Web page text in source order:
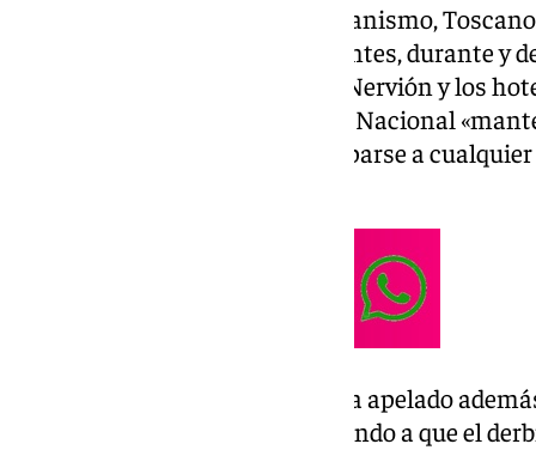
En una nota remitida por el organismo,
«permitirá un entorno seguro antes, durante y
especialmente en zonas como Nervión y los
línea, ha indicado que la Policía Nacional
previa al encuentro para anticiparse a
Por otra parte, el subdelegado ha apelado
partido con civismo, contribuyendo a que el